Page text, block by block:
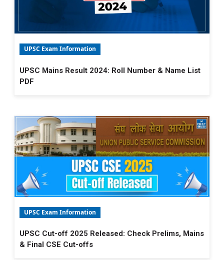
UPSC Exam Information
UPSC Mains Result 2024: Roll Number & Name List
PDF
UPSC Exam Information
UPSC Cut-off 2025 Released: Check Prelims, Mains
& Final CSE Cut-offs